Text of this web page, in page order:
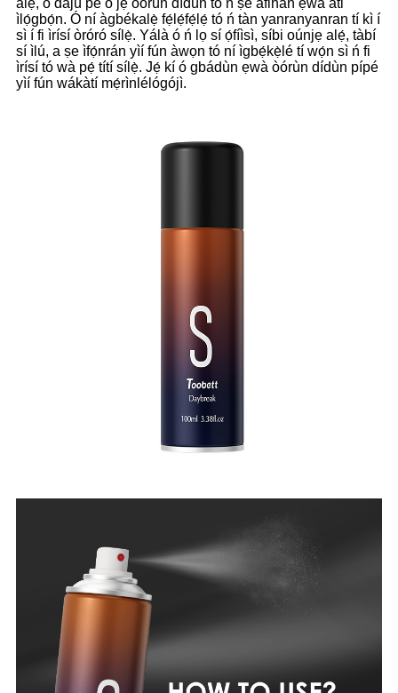
alẹ́, ó dájú pé ó jẹ́ òórùn dídùn tó ń ṣe àfihàn ẹwà àti
ìlọ́gbọ́n. Ó ní àgbékalẹ̀ fẹ́lẹ́fẹ́lẹ́ tó ń tàn yanranyanran tí kì í
sì í fi ìrísí òróró sílẹ̀. Yálà ó ń lọ sí ọ́fíìsì, síbi oúnjẹ alẹ́, tàbí
sí ìlú, a ṣe ìfọ́nrán yìí fún àwọn tó ní ìgbẹ́kẹ̀lé tí wọ́n sì ń fi
ìrísí tó wà pẹ́ títí sílẹ̀. Jẹ́ kí ó gbádùn ẹwà òórùn dídùn pípé
yìí fún wákàtí mẹ́rìnlélógójì.